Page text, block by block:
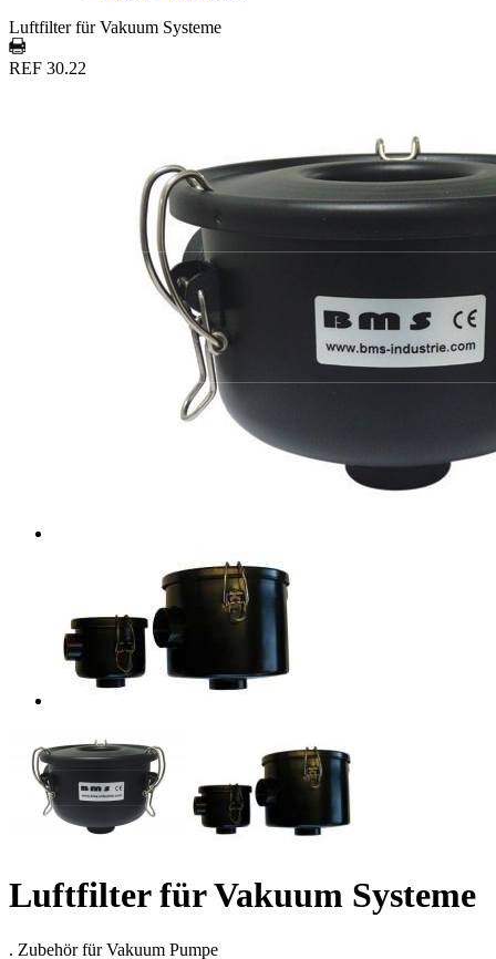
Luftfilter für Vakuum Systeme
REF 30.22
Luftfilter für Vakuum Systeme
. Zubehör für Vakuum Pumpe